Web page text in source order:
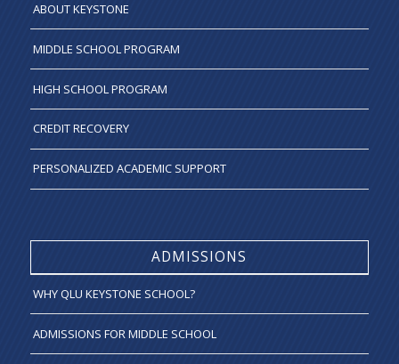
ABOUT KEYSTONE
MIDDLE SCHOOL PROGRAM
HIGH SCHOOL PROGRAM
CREDIT RECOVERY
PERSONALIZED ACADEMIC SUPPORT
ADMISSIONS
WHY QLU KEYSTONE SCHOOL?
ADMISSIONS FOR MIDDLE SCHOOL